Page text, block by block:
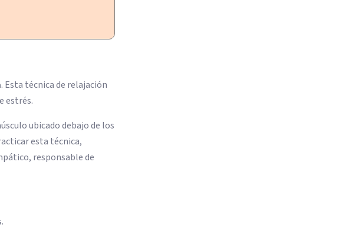
. Esta técnica de relajación
estrés.
ubicado debajo de los
esta técnica,
responsable de